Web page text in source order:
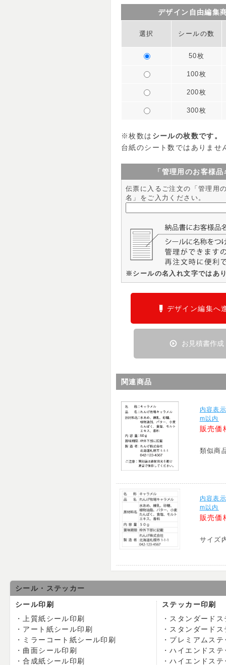
デザイン自由編集
選択 シールの数
50枚
100枚
200枚
300枚
※枚数は シールの枚数です。
台紙のシート数ではありませ
「管理用のお客様
伝票に入るご注文の「管理用
名」をご入力ください。
※シールの名入れ文字ではあ
お見積書作成
デザイン編集へ
関連商品
内容表
m以内
販売価
類似商
内容表
m以内
販売価
サイズ
シール・ステッカー
シール印刷
上質紙シール印刷
アート紙シール印刷
ミラーコート紙シール印刷
曲面シール印刷
合成紙シール印刷
ステッカー印刷
スタンダード
スタンダード
プレミアムステ
ハイエンドステ
ハイエンドス